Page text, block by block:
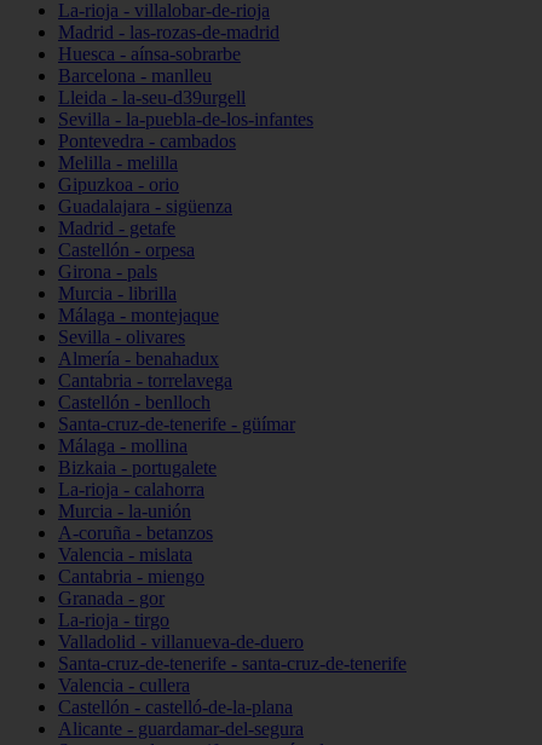
La-rioja - villalobar-de-rioja
Madrid - las-rozas-de-madrid
Huesca - aínsa-sobrarbe
Barcelona - manlleu
Lleida - la-seu-d39urgell
Sevilla - la-puebla-de-los-infantes
Pontevedra - cambados
Melilla - melilla
Gipuzkoa - orio
Guadalajara - sigüenza
Madrid - getafe
Castellón - orpesa
Girona - pals
Murcia - librilla
Málaga - montejaque
Sevilla - olivares
Almería - benahadux
Cantabria - torrelavega
Castellón - benlloch
Santa-cruz-de-tenerife - güímar
Málaga - mollina
Bizkaia - portugalete
La-rioja - calahorra
Murcia - la-unión
A-coruña - betanzos
Valencia - mislata
Cantabria - miengo
Granada - gor
La-rioja - tirgo
Valladolid - villanueva-de-duero
Santa-cruz-de-tenerife - santa-cruz-de-tenerife
Valencia - cullera
Castellón - castelló-de-la-plana
Alicante - guardamar-del-segura